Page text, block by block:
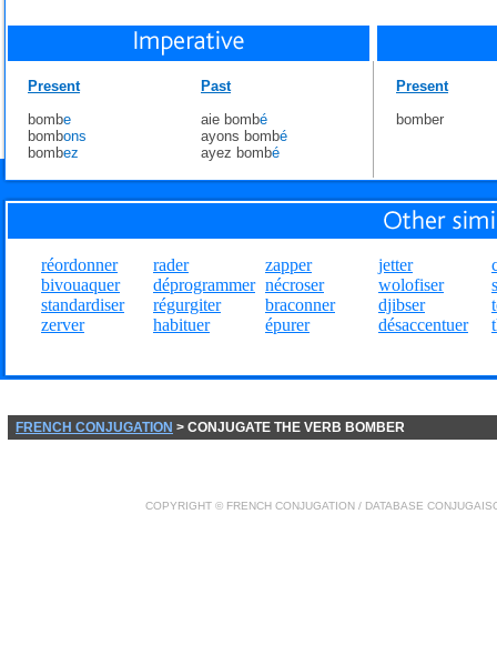
Present
bombe
bombons
bombez
Past
aie bombé
ayons bombé
ayez bombé
Present
bomber
réordonner
bivouaquer
standardiser
zerver
rader
déprogrammer
régurgiter
habituer
zapper
nécroser
braconner
épurer
jetter
wolofiser
djibser
désaccentuer
FRENCH CONJUGATION > CONJUGATE THE VERB BOMBER
COPYRIGHT © FRENCH CONJUGATION / DATABASE